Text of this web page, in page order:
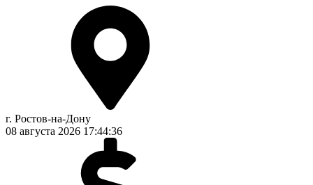
г. Ростов-на-Дону
08 августа 2026 17:44:37